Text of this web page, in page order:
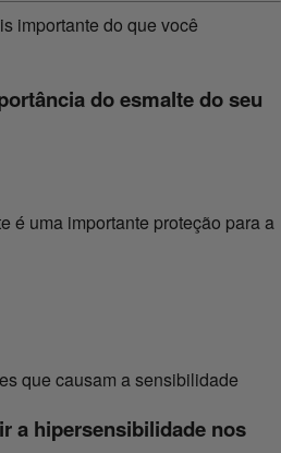
do esmalte do seu
é uma importante proteção para a
a hipersensibilidade nos